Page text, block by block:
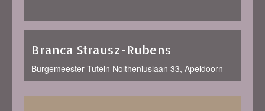
Branca Strausz-Rubens
Burgemeester Tutein Noltheniuslaan 33, Apeldoorn